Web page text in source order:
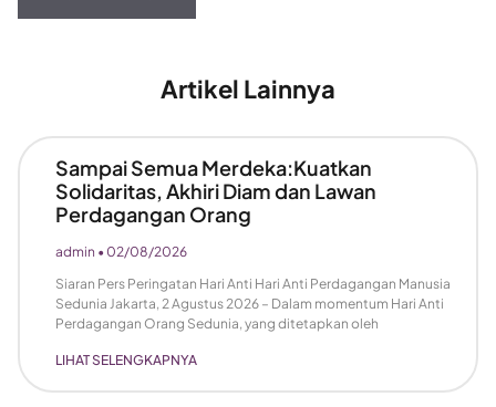
Artikel Lainnya
Sampai Semua Merdeka:Kuatkan
Solidaritas, Akhiri Diam dan Lawan
Perdagangan Orang
admin
02/08/2026
Siaran Pers Peringatan Hari Anti Hari Anti Perdagangan Manusia
Sedunia Jakarta, 2 Agustus 2026 – Dalam momentum Hari Anti
Perdagangan Orang Sedunia, yang ditetapkan oleh
LIHAT SELENGKAPNYA